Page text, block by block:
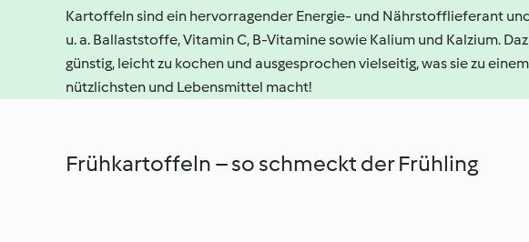
Kartoffeln sind ein hervorragender Energie- und Nährstofflieferant
u. a. Ballaststoffe, Vitamin C, B-Vitamine sowie Kalium und Kalzium.
günstig, leicht zu kochen und ausgesprochen vielseitig, was sie zu
nützlichsten und Lebensmittel macht!
Frühkartoffeln – so schmeckt der Frühling